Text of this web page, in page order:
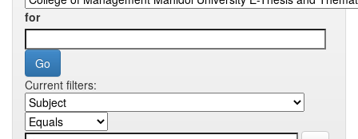
for
Current filters: